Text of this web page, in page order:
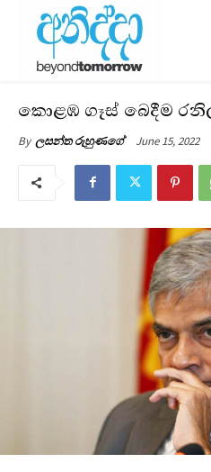
කොළඹ ගෑස් බෙදීම
By ලසන්ත රුහුණගේ June 15, 2022